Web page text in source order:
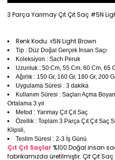
3 Parça Yarımay Çıt Çıt Saç #5N
Renk Kodu: #5N Light Brown
Tip : Düz Doğal Gerçek İnsan Saçı
Koleksiyon : Sach Peruk
Uzunluk : 50 Cm, 55 Cm, 60 Cm, 65
Ağırlık : 150 Gr, 160 Gr, 180 Gr, 200
Uygulama Süresi : 3 dakika
Kullanım Süresi : Saçları Açma
Ortalama 3 yıl
Metod : Yarımay Çıt Çıt Saç
Özellik : Toplam 3 Parça Çıt Çıt Saç
Klipsli,
Teslim Süresi : 2-3 İş Günü
Çıt Çıt Saçlar %100 Doğal insan
fabrikamızda üretilmiştir. Çıt Çıt Saç